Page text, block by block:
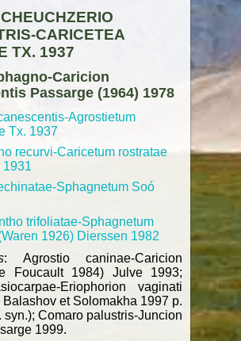
CARICETEA
TX. 1937
Caricion
Passarge (1964) 1978
Agrostietum
Tx. 1937
recurvi-Caricetum rostratae
1931
Sphagnetum Soó
trifoliatae-Sphagnetum
1926) Dierssen 1982
: Agrostio caninae-Caricion
Foucault 1984) Julve 1993;
Eriophorion vaginati
Balashov et Solomakha 1997 р.
syn.); Comaro palustris-Juncion
1999.